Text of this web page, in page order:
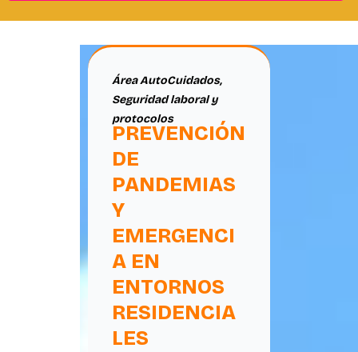
Área AutoCuidados,
Seguridad laboral y
protocolos
PREVENCIÓN
DE
PANDEMIAS
Y
EMERGENCI
A EN
ENTORNOS
RESIDENCIA
LES